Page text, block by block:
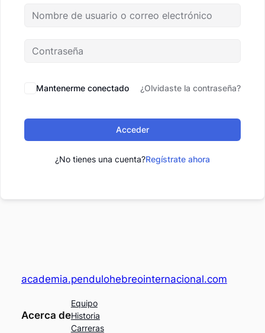
Mantenerme conectado ¿Olvidaste la contraseña?
Acceder
¿No tienes una cuenta?Regístrate ahora
academia.pendulohebreointernacional.com
Acerca de
Equipo
Historia
Carreras